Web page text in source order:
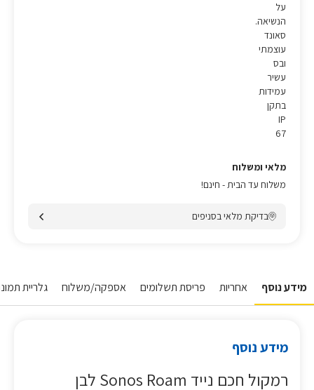
על
הנשיאה.
סאונד
עוצמתי
ובס
עשיר
עמידות
בתקן
IP
67
מלאי ומשלוח
משלוח עד הבית - חינם!
בדיקת מלאי בסניפים
מידע נוסף אחריות פריסת תשלומים אספקה/משלוח גלריית
מידע נוסף
רמקול חכם נייד Sonos Roam לבן